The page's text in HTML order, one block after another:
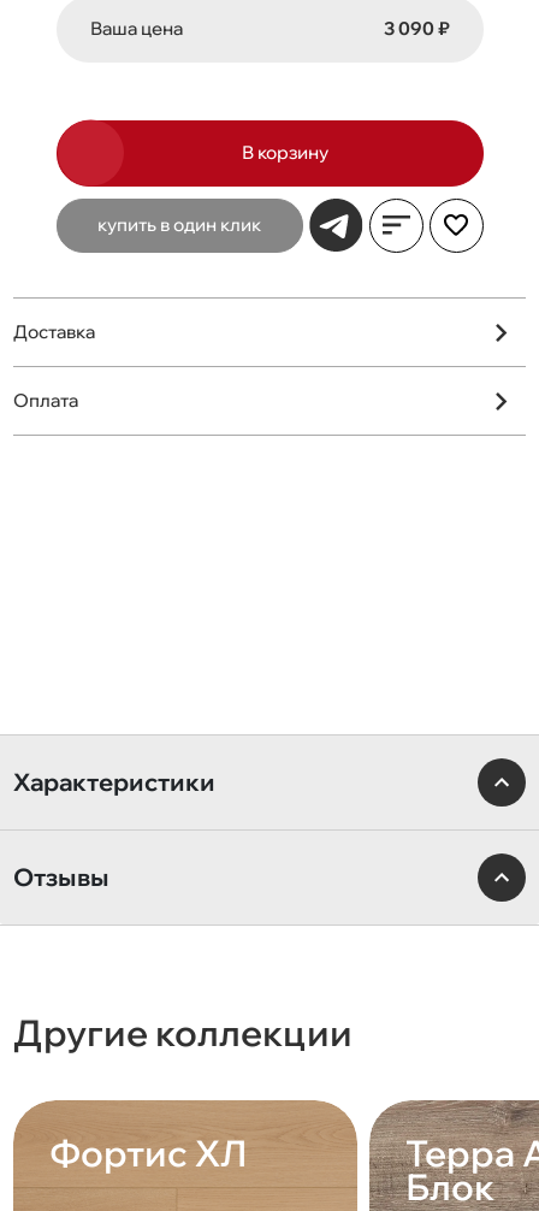
Ваша цена 3 090 ₽
В корзину
купить в один клик
Доставка
Оплата
Характеристики
Отзывы
Другие коллекции
Фортис ХЛ Терра
Блок